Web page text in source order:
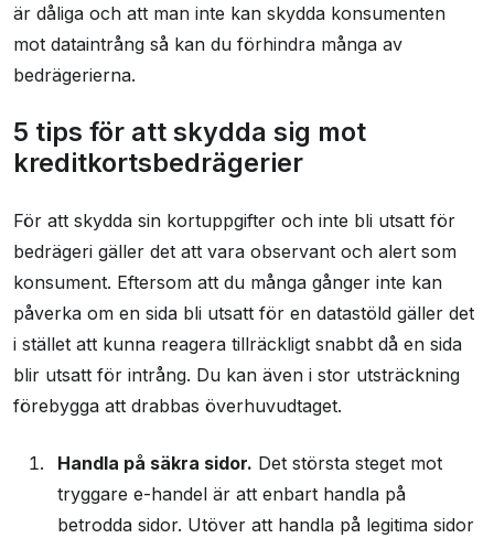
är dåliga och att man inte kan skydda konsumenten
mot dataintrång så kan du förhindra många av
bedrägerierna.
5 tips för att skydda sig mot
kreditkortsbedrägerier
För att skydda sin kortuppgifter och inte bli utsatt för
bedrägeri gäller det att vara observant och alert som
konsument. Eftersom att du många gånger inte kan
påverka om en sida bli utsatt för en datastöld gäller det
i stället att kunna reagera tillräckligt snabbt då en sida
blir utsatt för intrång. Du kan även i stor utsträckning
förebygga att drabbas överhuvudtaget.
Handla på säkra sidor. Det största steget mot
tryggare e-handel är att enbart handla på
betrodda sidor. Utöver att handla på legitima sidor